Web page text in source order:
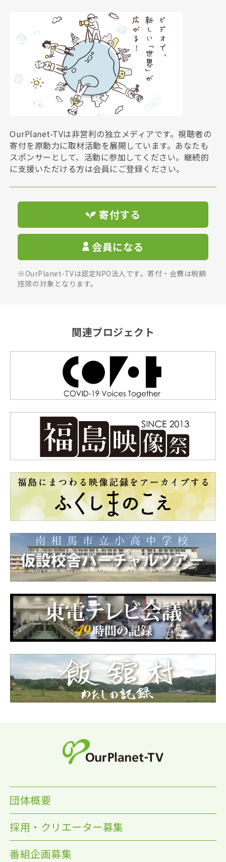
OurPlanet-TVは非営利の独立メディアです。視聴者の
寄付を原動力に取材活動を展開しています。あなたも
スポンサーとして、活動に参加してください。継続的
に支援いただける方は会員にご登録ください。
寄付する
会員になる
※OurPlanet-TVは認定NPO法人です。寄付・会費は税額
控除の対象となります。
関連プロジェクト
団体概要
採用・クリエーター募集
番組企画募集